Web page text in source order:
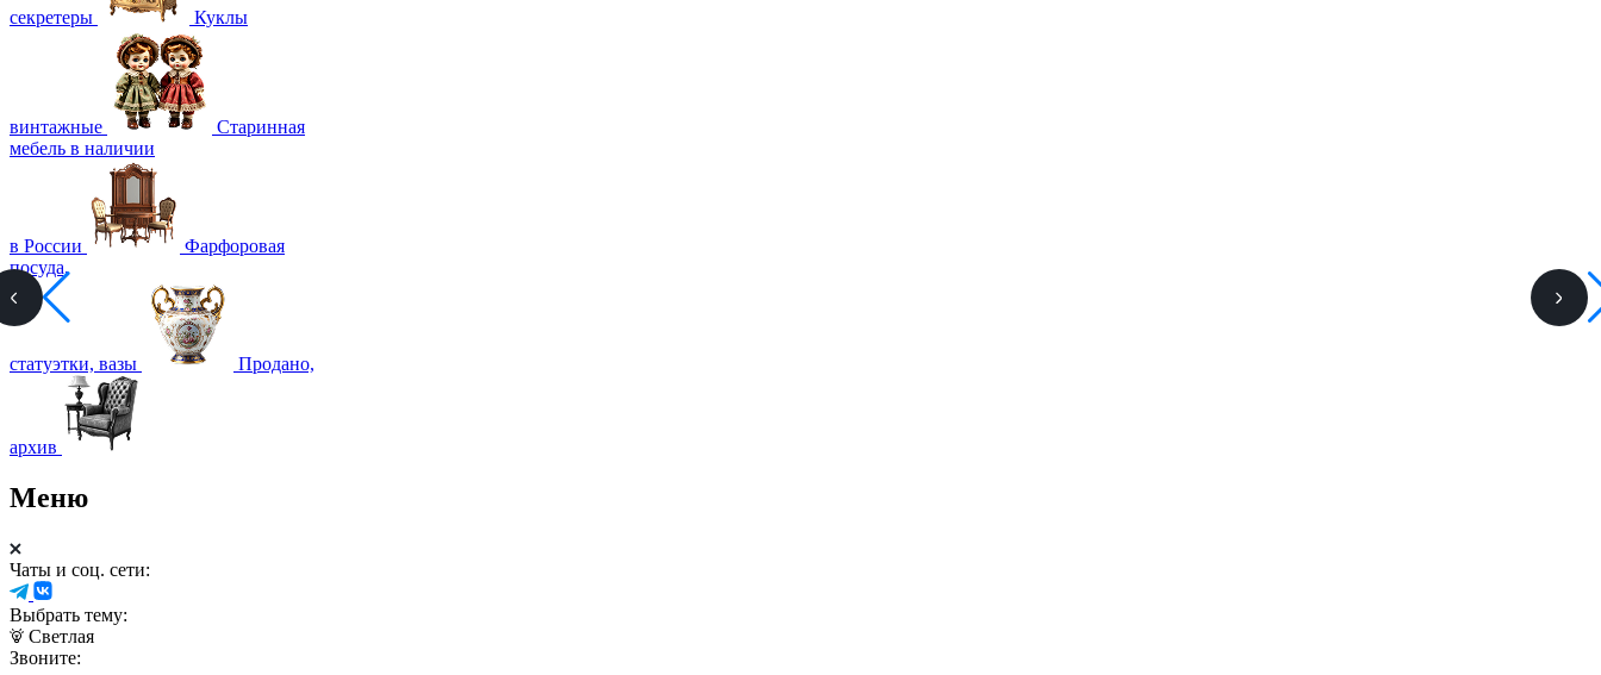
секретеры Куклы
винтажные
Старинная
мебель в наличии
в России
Фарфоровая
посуда,
статуэтки, вазы Продано,
архив
Меню
Чаты и соц. сети:
Выбрать тему:
Светлая
Звоните: